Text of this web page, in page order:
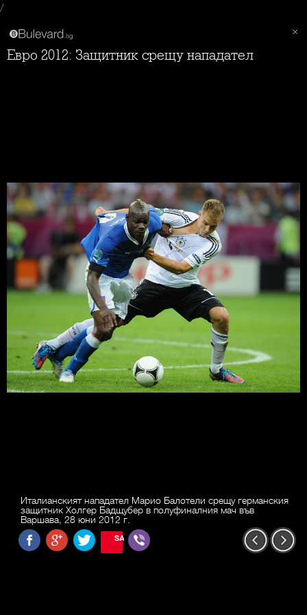
/
Евро 2012: Защитник срещу нападател
Италианският нападател Марио Балотели срещу германския
защитник Холгер Бадщубер в полуфиналния мач във
Варшава, 28 юни 2012 г.
SAVE